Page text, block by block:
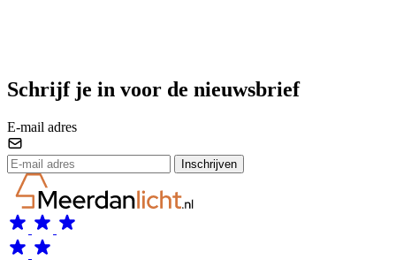
Schrijf je in voor de nieuwsbrief
E-mail adres
Inschrijven